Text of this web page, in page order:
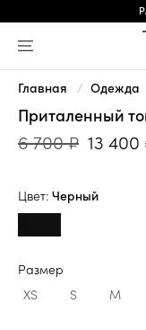
Главная Одежда
Приталенный
6 700 ₽ 13 400
Цвет: Черный
Размер
XS
S M